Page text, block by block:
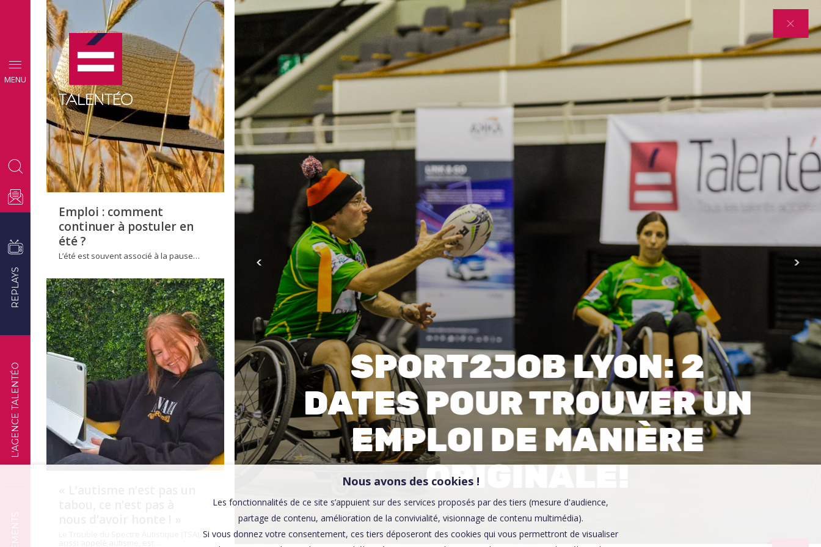
MENU
L'AGENCE TALENTÉO
REPLAYS
CONSEILS
EMPLOI
Emploi : comment
continuer à postuler en
été ?
L’été est souvent associé à la pause…
TÉMOIGNAGES
SPORT2JOB LYON: 2
DATES POUR TROUVER UN
EMPLOI DE MANIÈRE
ORIGINALE!
Affaires sensibles
Nous avons des cookies !
Les fonctionnalités de ce site s’appuient sur des services proposés par des tiers (mesure d'audience,
partage de contenu, amélioration de la convivialité, visionnage de contenu multimédia).
Si vous donnez votre consentement, ces tiers déposeront des cookies qui vous permettront de visualiser